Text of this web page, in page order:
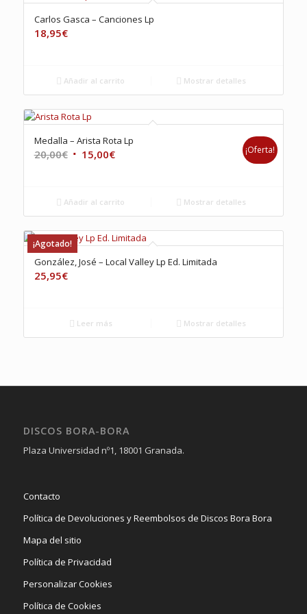
Carlos Gasca – Canciones Lp
18,95€
Añadir al carrito Mostrar detalles
Medalla – Arista Rota Lp
20,00€ El
era:
20,00€.
15,00€El
es:
15,00€.
¡Oferta!
Añadir al carrito Mostrar detalles
¡Agotado!
González, José – Local Valley Lp Ed. Limitada
25,95€
Leer más Mostrar detalles
DISCOS BORA-BORA
Plaza Universidad nº1, 18001 Granada.
Contacto
Política de Devoluciones y Reembolsos de Discos Bora Bora
Mapa del sitio
Política de Privacidad
Personalizar Cookies
Política de Cookies